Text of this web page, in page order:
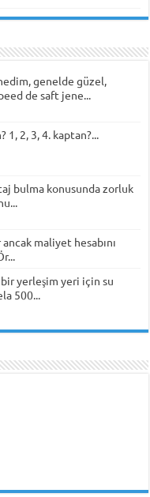
genelde güzel,
de saft jene...
1, 2, 3, 4. kaptan?...
bulma konusunda zorluk
maliyet hesabını
yerleşim yeri için su
500...